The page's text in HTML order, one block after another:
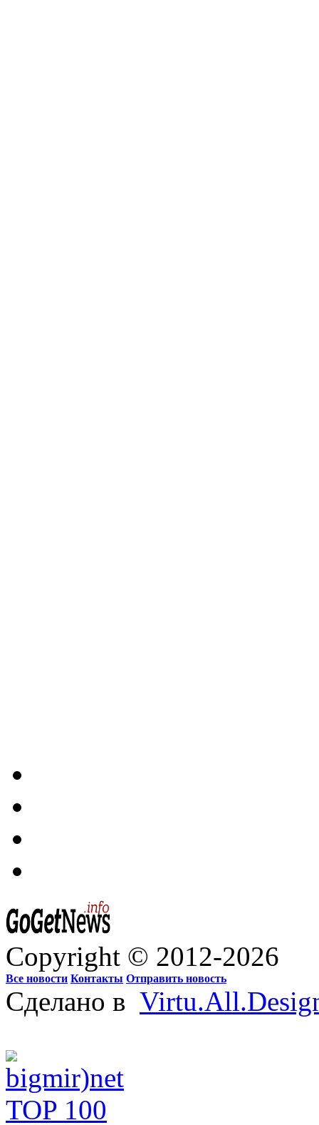
Copyright © 2012-2026
Все новости Контакты Отправить новость
Сделано в